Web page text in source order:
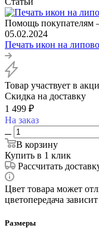
Помощь покупателям
05.02.2024
Печать икон на
Товар участвует в
Скидка на доставку
1 499 ₽
На заказ
В корзину
Купить в 1 клик
Рассчитать
Цвет товара может
цветопередача
Размеры